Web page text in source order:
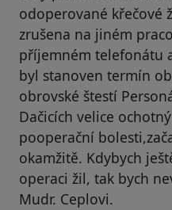
odoperované křečové
zrušena na jiném
příjemném telefonátu
byl stanoven termín
obrovské štestí
Dačicích velice
pooperační
okamžitě. Kdybych
operaci žil, tak bych
Mudr. Ceplovi.